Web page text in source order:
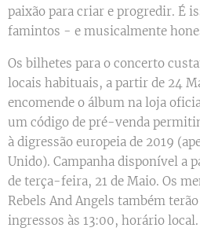
paixão para criar e progredir. É
famintos - e musicalmente
Os bilhetes para o concerto
locais habituais, a partir de 24
encomende o álbum na loja
um código de pré-venda
à digressão europeia de 2019
Unido). Campanha disponível a
de terça-feira, 21 de Maio. Os
Rebels And Angels também
ingressos às 13:00, horário local.